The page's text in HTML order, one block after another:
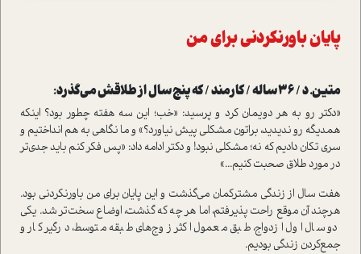
پایانباورنکردنیبرایمن
متین. د / 36 ساله / کارمند / که پنج سال از طلاقش می‌گذرد:
«دکتر رو به هر دویمان کرد و پرسید: «خب؛ این سه هفته چطور بود؟ اینکه
همدیگه رو ندیدید، براتون مشکلی پیش نیاورد؟» و ما نگاهی به هم انداختیم و
سری تکان دادیم که نه؛ مشکلی نبود! و دکتر ادامه داد: «پس فکر کنم باید جدی‌تر
در مورد طلاق صحبت کنیم...»
هفت سال از زندگی مشترکمان می‌گذشت و این پایان برای من باور‌نکردنی بود.
هرچند آن موقع راحت پذیرفتم، اما هر چه که گذشت، اوضاع سخت‌تر شد. یکی
دو سال اول ازدواج، طبق معمول اکثر زوج‌های طبقه متوسط، درگیر کار و
جمع‌کردن زندگی بودیم.